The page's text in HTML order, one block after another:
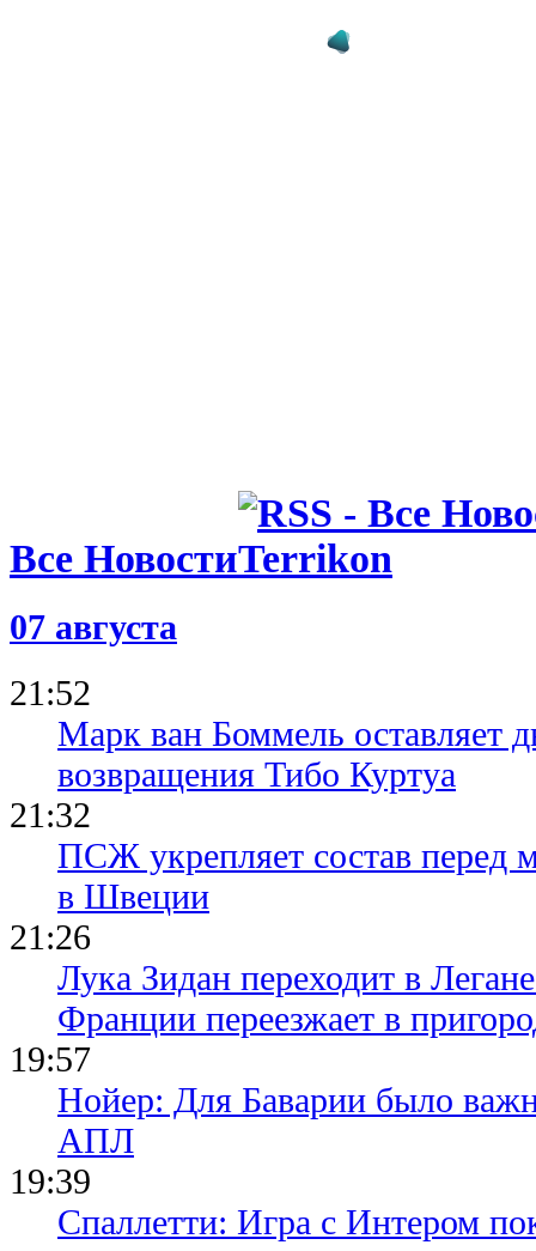
Все Новости
07 августа
21:52
Марк ван Боммель оставляет
возвращения Тибо Куртуа
21:32
ПСЖ укрепляет состав перед
в Швеции
21:26
Лука Зидан переходит в
Франции переезжает в
19:57
Нойер: Для Баварии было
АПЛ
19:39
Спаллетти: Игра с Интером